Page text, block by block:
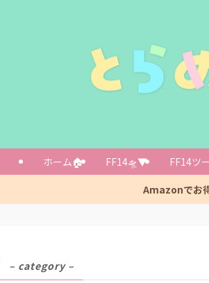
ホーム🏠 FF14🛸▼ FF14ツ
Amazonでお
– category –